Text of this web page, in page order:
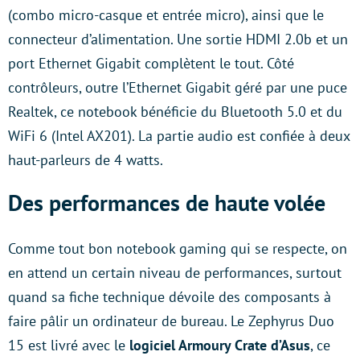
(combo micro-casque et entrée micro), ainsi que le
connecteur d’alimentation. Une sortie HDMI 2.0b et un
port Ethernet Gigabit complètent le tout. Côté
contrôleurs, outre l’Ethernet Gigabit géré par une puce
Realtek, ce notebook bénéficie du Bluetooth 5.0 et du
WiFi 6 (Intel AX201). La partie audio est confiée à deux
haut-parleurs de 4 watts.
Des performances de haute volée
Comme tout bon notebook gaming qui se respecte, on
en attend un certain niveau de performances, surtout
quand sa fiche technique dévoile des composants à
faire pâlir un ordinateur de bureau. Le Zephyrus Duo
15 est livré avec le logiciel Armoury Crate d’Asus, ce